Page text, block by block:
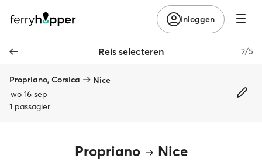
Inloggen
Reis selecteren 2/5
Propriano, Corsica
Nice
wo 16 sep
1 passagier
Propriano Nice